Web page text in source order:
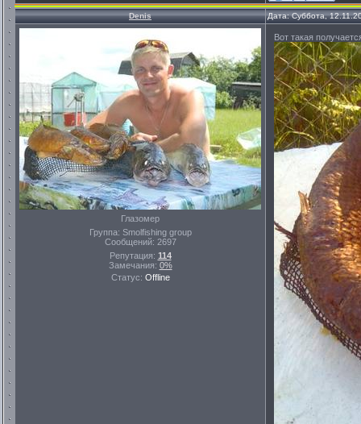
Denis Дата: Суббота,
Глазомер
Группа: Smolfishing group
Сообщений: 2697
Репутация: 114
Замечания: 0%
Статус: Offline
Вот такая